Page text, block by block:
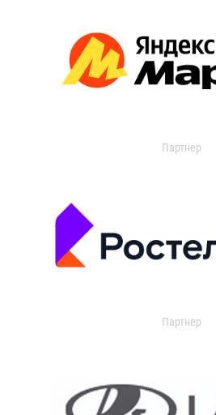
Партнер
Партнер